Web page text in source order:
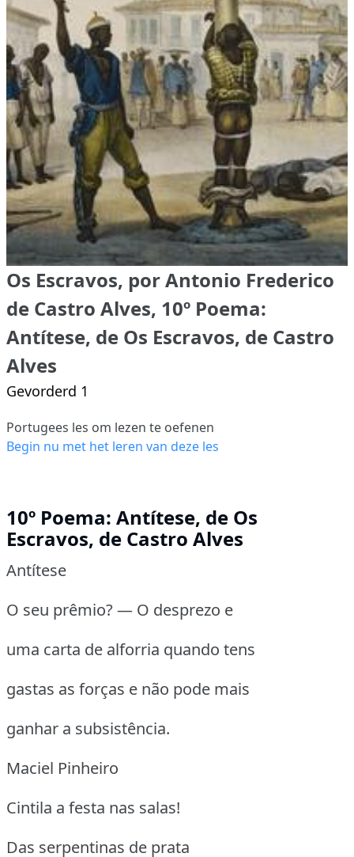
Os Escravos, por Antonio Frederico
de Castro Alves, 10º Poema:
Antítese, de Os Escravos, de Castro
Alves
Gevorderd 1
Portugees les om lezen te oefenen
Begin nu met het leren van deze les
10º Poema: Antítese, de Os
Escravos, de Castro Alves
Antítese
O seu prêmio?— O desprezo e
uma carta de alforria quando tens
gastas as forças e não pode mais
ganhar a subsistência.
Maciel Pinheiro
Cintila a festa nas salas!
Das serpentinas de prata